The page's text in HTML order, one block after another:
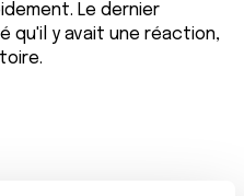
Le dernier
qu'il y avait une réaction,